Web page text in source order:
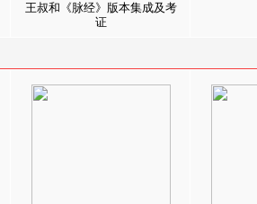
王叔和《脉经》版本集成及考
证